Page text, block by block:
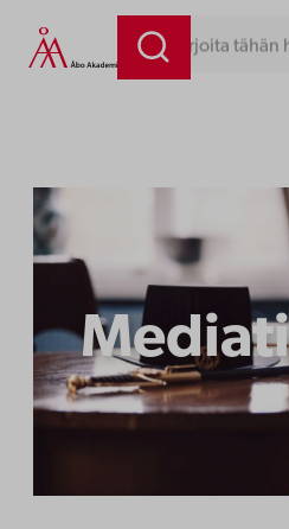
Siirry
sisältöön
Kirjoita tähän